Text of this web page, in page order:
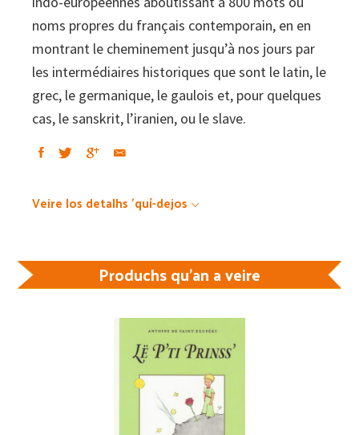
noms propres du français contemporain, en en
montrant le cheminement jusqu’à nos jours par
les intermédiaires historiques que sont le latin, le
grec, le germanique, le gaulois et, pour quelques
cas, le sanskrit, l’iranien, ou le slave.
Veire los detalhs 'quí-dejos
Produchs qu'an a veire